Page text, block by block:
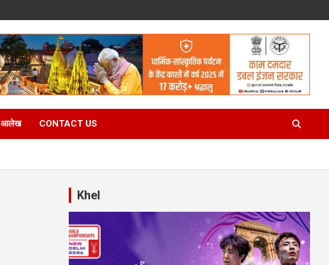
आलेख CONTACT US
Khel